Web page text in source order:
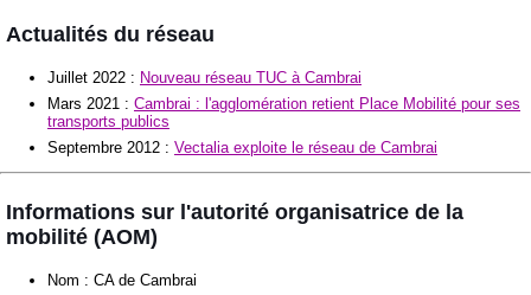
Actualités du réseau
Juillet 2022 : Nouveau réseau TUC à Cambrai
Mars 2021 : Cambrai : l'agglomération retient Place Mobilité pour ses
transports publics
Septembre 2012 : Vectalia exploite le réseau de Cambrai
Informations sur l'autorité organisatrice de la
mobilité (AOM)
Nom : CA de Cambrai